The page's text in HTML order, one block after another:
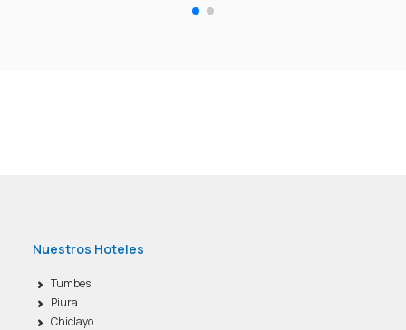
Nuestros Hoteles
Tumbes
Piura
Chiclayo